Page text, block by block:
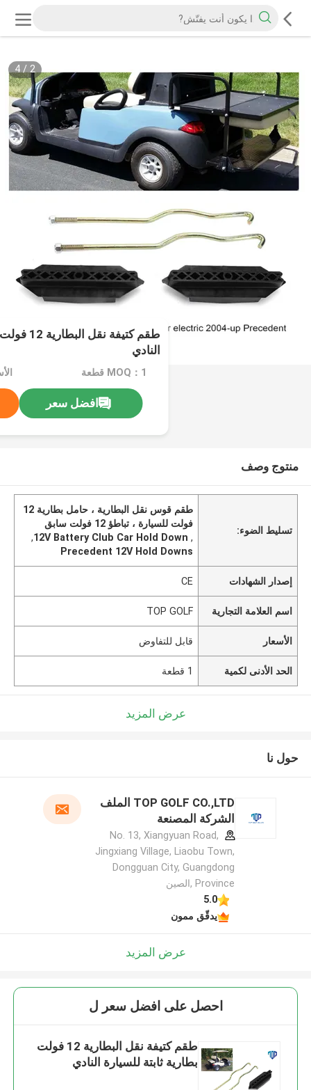
2
/
4
طقم كتيفة
النادي
MOQ：1 قطعة
افضل سعر
منتوج وصف
تسليط الضوء:
طقم قوس نقل البطارية ، حامل بطارية 12
فولت للسيارة ، تباطؤ 12 فولت سابق
,
12V Battery Club Car Hold Down
,
Precedent 12V Hold Downs
إصدار الشهادات CE
اسم العلامة التجارية TOP GOLF
الأسعار قابل للتفاوض
الحد الأدنى لكمية 1 قطعة
عرض المزيد
حول نا
TOP GOLF CO.,LTD الملف
الشركة المصنعة
No. 13, Xiangyuan Road,
Jingxiang Village, Liaobu Town,
Dongguan City, Guangdong
Province ,الصين
5.0
يدقّق ممون
عرض المزيد
احصل على افضل سعر ل
طقم كتيفة نقل البطارية 12 فولت
بطارية ثابتة للسيارة النادي